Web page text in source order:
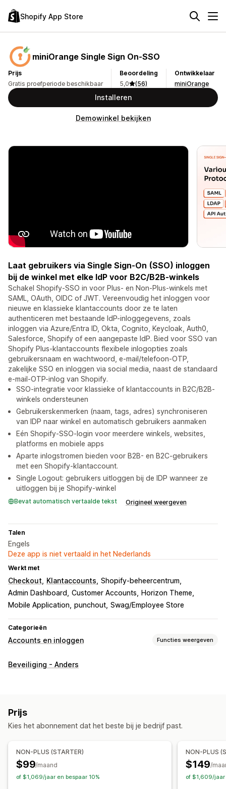
Shopify App Store
miniOrange Single Sign On‑SSO
Prijs
Gratis proefperiode beschikbaar
Beoordeling
5,0
(56)
Ontwikkelaar
miniOrange
Installeren
Demowinkel bekijken
Laat gebruikers via Single Sign-On (SSO) inloggen
bij de winkel met elke IdP voor B2C/B2B-winkels
Schakel Shopify-SSO in voor Plus- en Non-Plus-winkels met
SAML, OAuth, OIDC of JWT. Vereenvoudig het inloggen voor
nieuwe en klassieke klantaccounts door ze te laten
authenticeren met bestaande IdP-inloggegevens, zoals
inloggen via Azure/Entra ID, Okta, Cognito, Keycloak, Auth0,
Salesforce, Shopify of een aangepaste IdP. Bied voor SSO van
Shopify Plus-klantaccounts flexibele inlogopties zoals
gebruikersnaam en wachtwoord, e-mail/telefoon-OTP,
zakelijke SSO en inloggen via social media, naast de standaard
e-mail-OTP-inlog van Shopify.
SSO-integratie voor klassieke of klantaccounts in B2C/B2B-
winkels ondersteunen
Gebruikerskenmerken (naam, tags, adres) synchroniseren
van IDP naar winkel en automatisch gebruikers aanmaken
Eén Shopify-SSO-login voor meerdere winkels, websites,
platforms en mobiele apps
Aparte inlogstromen bieden voor B2B- en B2C-gebruikers
met een Shopify-klantaccount.
Single Logout: gebruikers uitloggen bij de IDP wanneer ze
uitloggen bij je Shopify-winkel
Bevat automatisch vertaalde tekst Origineel weergeven
Talen
Engels
Deze app is niet vertaald in het Nederlands
Werkt met
Checkout Klantaccounts Shopify-beheercentrum
Admin Dashboard
Customer Accounts
Horizon Theme
Mobile Application punchout Swag/Employee Store
Categorieën
Accounts en inloggen Functies weergeven
Inlog-ID klant
Accountbeheer
Profielen
Aangepaste velden
Toegang beperken
Content verbergen
Pagina's vergrendelen
Aangepaste regels
Beveiliging - Anders
Prijs
Kies het abonnement dat het beste bij je bedrijf past.
NON-PLUS (STARTER)
$99/maand
of $1,069/jaar en bespaar 10%
NON-PLUS
$149/
of $1,609/jaar